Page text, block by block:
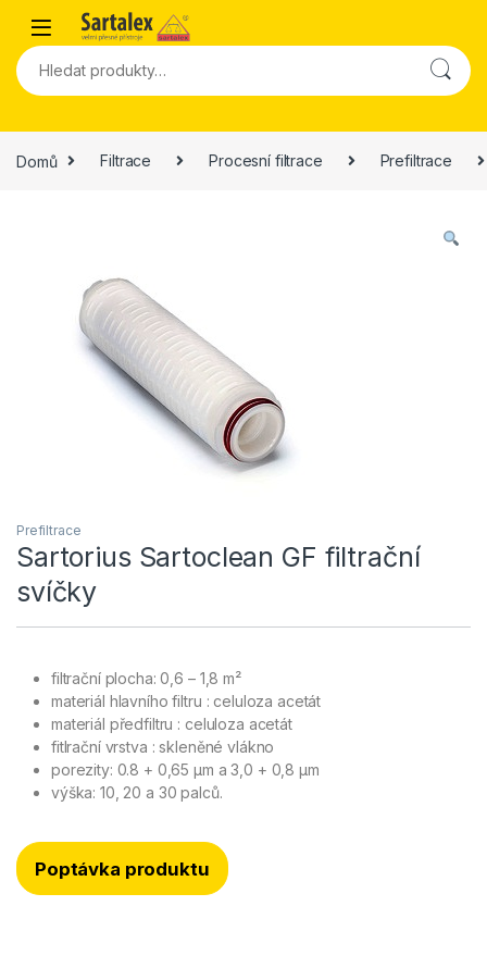
Skip to navigation
Skip to content
Hledat:
Domů Filtrace Procesní filtrace Prefiltrace
Prefiltrace
Sartorius Sartoclean GF filtrační
svíčky
filtrační plocha: 0,6 – 1,8 m²
materiál hlavního filtru : celuloza acetát
materiál předfiltru : celuloza acetát
fitlrační vrstva : skleněné vlákno
porezity: 0.8 + 0,65 µm a 3,0 + 0,8 µm
výška: 10, 20 a 30 palců.
Poptávka produktu